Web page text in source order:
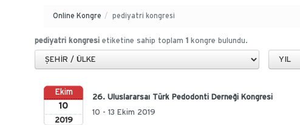
Online Kongre / pediyatri kongresi
pediyatri kongresi etiketine sahip toplam 1 kongre bulundu.
Ekim
10
2019
26. Uluslararsaı Türk Pedodonti Derneği Kongresi
10 - 13 Ekim 2019